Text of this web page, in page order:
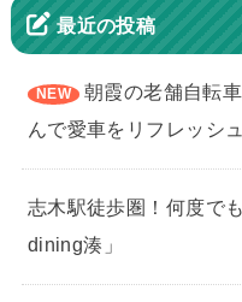
最近の投稿
朝霞の老舗自転
んで愛車をリフレッシュ
志木駅徒歩圏！何度で
dining湊」